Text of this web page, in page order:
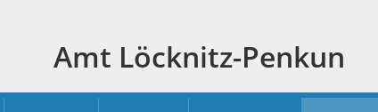
Amt Löcknitz-Penkun